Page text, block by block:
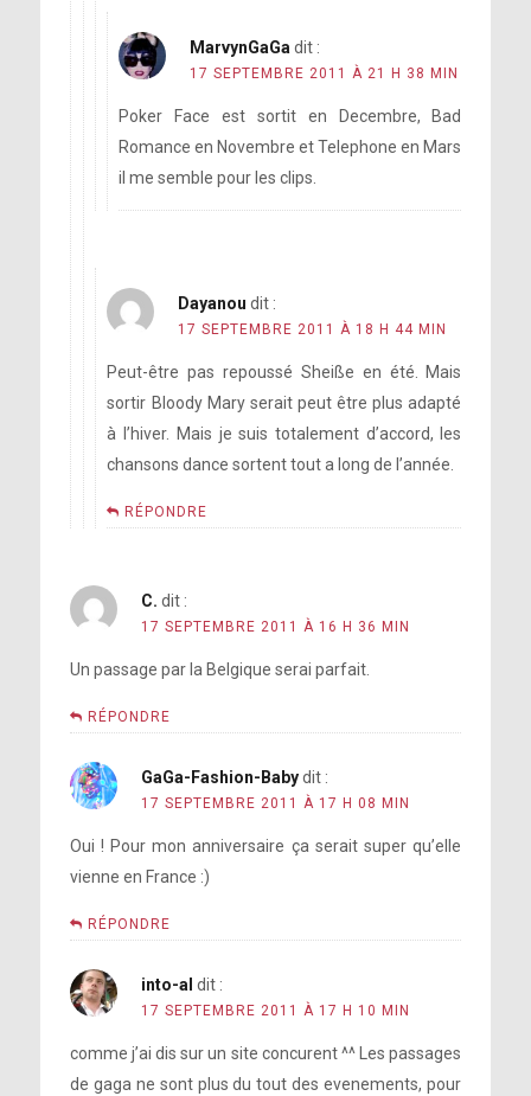
MarvynGaGa dit :
17 SEPTEMBRE 2011 À 21 H 38 MIN
Poker Face est sortit en Decembre, Bad
Romance en Novembre et Telephone en Mars
il me semble pour les clips.
Dayanou dit :
17 SEPTEMBRE 2011 À 18 H 44 MIN
Peut-être pas repoussé Sheiße en été. Mais
sortir Bloody Mary serait peut être plus adapté
à l’hiver. Mais je suis totalement d’accord, les
chansons dance sortent tout a long de l’année.
RÉPONDRE
C. dit :
17 SEPTEMBRE 2011 À 16 H 36 MIN
Un passage par la Belgique serai parfait.
RÉPONDRE
GaGa-Fashion-Baby dit :
17 SEPTEMBRE 2011 À 17 H 08 MIN
Oui ! Pour mon anniversaire ça serait super qu’elle
vienne en France :)
RÉPONDRE
into-al dit :
17 SEPTEMBRE 2011 À 17 H 10 MIN
comme j’ai dis sur un site concurent ^^ Les passages
de gaga ne sont plus du tout des evenements, pour